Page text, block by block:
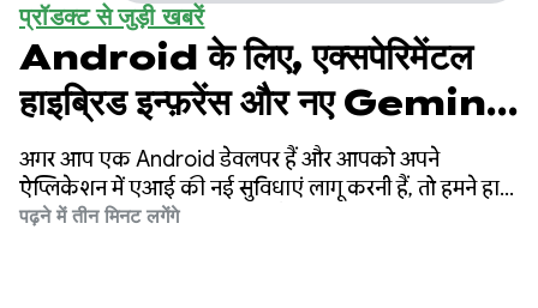
प्रॉडक्ट से जुड़ी खबरें
Android के लिए, एक्सपेरिमेंटल
हाइब्रिड इन्फ़रेंस और नए Gemini
मॉडल
अगर आप एक Android डेवलपर हैं और आपको अपने
ऐप्लिकेशन में एआई की नई सुविधाएं लागू करनी हैं, तो हमने हाल
ही में कुछ नए अपडेट लॉन्च किए हैं.
पढ़ने में तीन मिनट लगेंगे